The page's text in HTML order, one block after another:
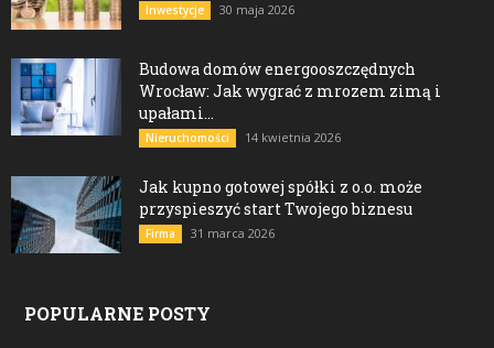
Inwestycje 30 maja 2026
Budowa domów energooszczędnych
Wrocław: Jak wygrać z mrozem zimą i
upałami...
Nieruchomości 14 kwietnia 2026
Jak kupno gotowej spółki z o.o. może
przyspieszyć start Twojego biznesu
Firma 31 marca 2026
POPULARNE POSTY